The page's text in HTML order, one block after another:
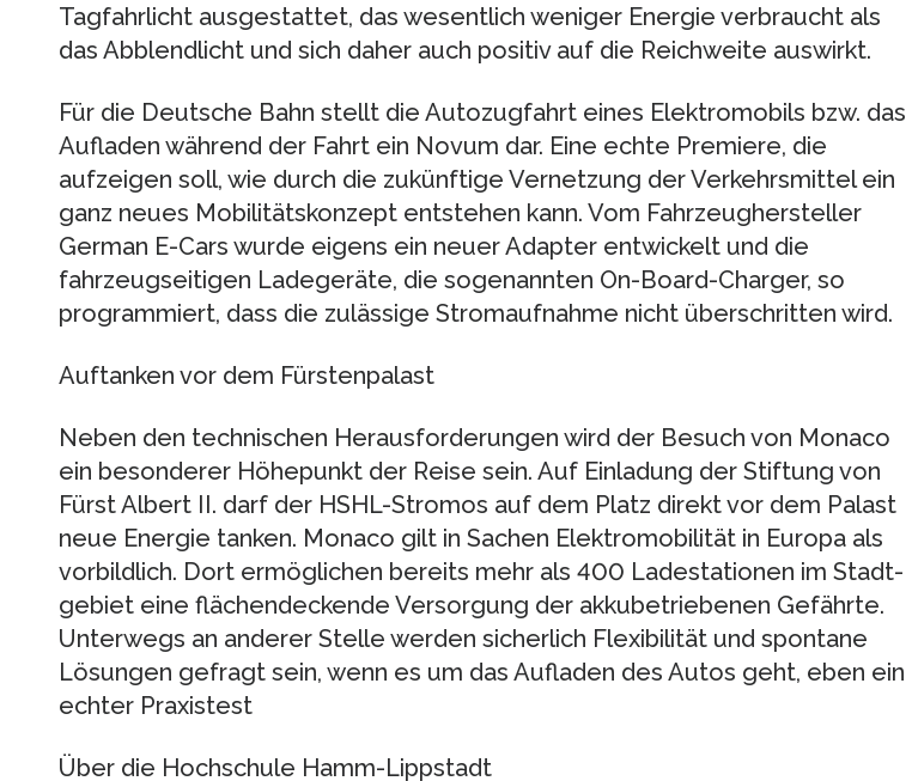
Tagfahrlicht ausgestattet, das wesentlich weniger Energie verbraucht als
das Abblendlicht und sich daher auch positiv auf die Reichweite auswirkt.
Für die Deutsche Bahn stellt die Autozugfahrt eines Elektromobils bzw. das
Aufladen während der Fahrt ein Novum dar. Eine echte Premiere, die
aufzeigen soll, wie durch die zukünftige Vernetzung der Verkehrsmittel ein
ganz neues Mobilitätskonzept entstehen kann. Vom Fahrzeughersteller
German E-Cars wurde eigens ein neuer Adapter entwickelt und die
fahrzeugseitigen Ladegeräte, die sogenannten On-Board-Charger, so
programmiert, dass die zulässige Stromaufnahme nicht überschritten wird.
Auftanken vor dem Fürstenpalast
Neben den technischen Herausforderungen wird der Besuch von Monaco
ein besonderer Höhepunkt der Reise sein. Auf Einladung der Stiftung von
Fürst Albert II. darf der HSHL-Stromos auf dem Platz direkt vor dem Palast
neue Energie tanken. Monaco gilt in Sachen Elektromobilität in Europa als
vorbildlich. Dort ermöglichen bereits mehr als 400 Ladestationen im Stadt-
gebiet eine flächendeckende Versorgung der akkubetriebenen Gefährte.
Unterwegs an anderer Stelle werden sicherlich Flexibilität und spontane
Lösungen gefragt sein, wenn es um das Aufladen des Autos geht, eben ein
echter Praxistest
Über die Hochschule Hamm-Lippstadt